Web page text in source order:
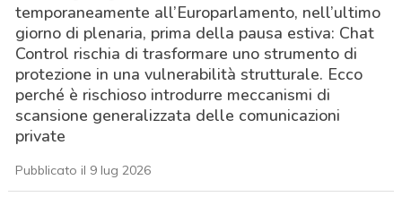
temporaneamente all’Europarlamento, nell’ultimo
giorno di plenaria, prima della pausa estiva: Chat
Control rischia di trasformare uno strumento di
protezione in una vulnerabilità strutturale. Ecco
perché è rischioso introdurre meccanismi di
scansione generalizzata delle comunicazioni
private
Pubblicato il 9 lug 2026